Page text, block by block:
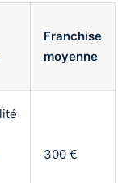
Franchise
moyenne
300 €